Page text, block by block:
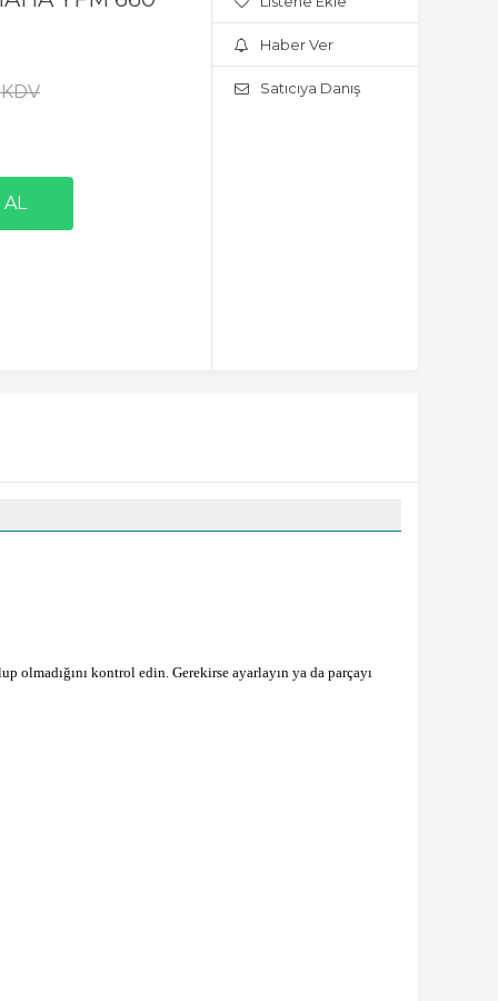
Haber Ver
Satıcıya Danış
olmadığını kontrol edin. Gerekirse ayarlayın ya da parçayı